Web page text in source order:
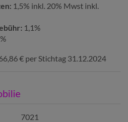
1,5% inkl. 20% Mwst inkl.
1,1%
€ per Stichtag 31.12.2024
7021